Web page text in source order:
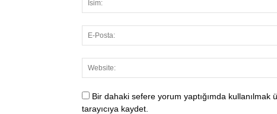
Bir dahaki sefere yorum yaptığımda
tarayıcıya kaydet.